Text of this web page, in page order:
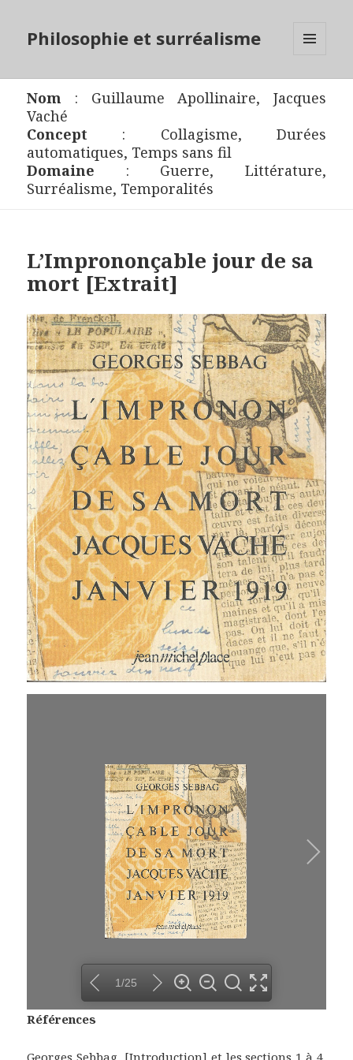
Philosophie et surréalisme
Nom : Guillaume Apollinaire, Jacques
Vaché
Concept : Collagisme, Durées
automatiques, Temps sans fil
Domaine : Guerre, Littérature,
Surréalisme, Temporalités
L’Imprononçable jour de sa
mort [Extrait]
1/25
Références
Georges Sebbag, [Introduction] et les sections 1 à 4,